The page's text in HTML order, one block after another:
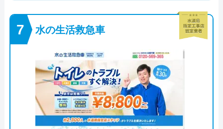
水の生活救急車